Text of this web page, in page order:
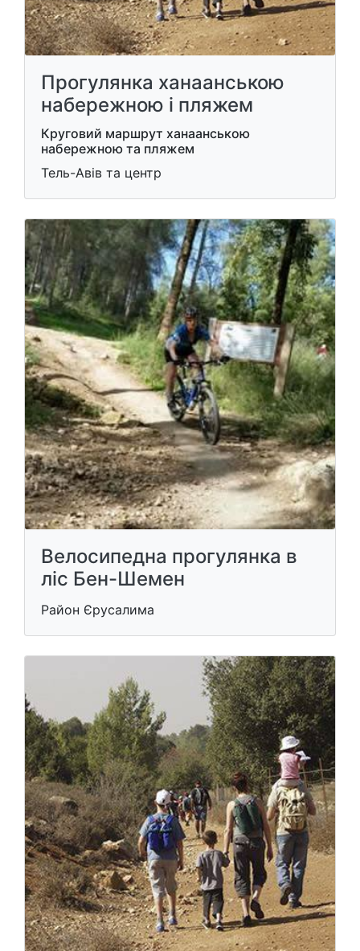
Прогулянка ханаанською
набережною і пляжем
Круговий маршрут ханаанською
набережною та пляжем
Тель-Авів та центр
Велосипедна прогулянка в
ліс Бен-Шемен
Район Єрусалима